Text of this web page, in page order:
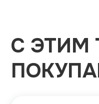
С ЭТИМ